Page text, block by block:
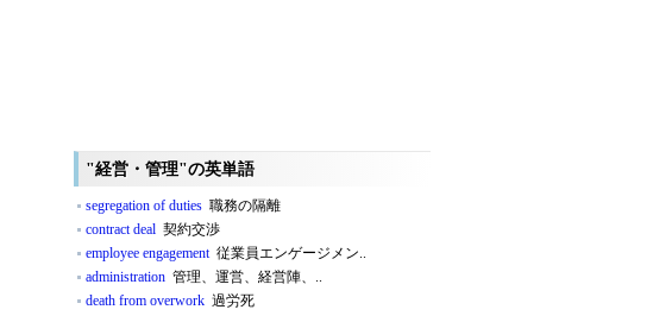
"経営・管理"の英単語
segregation of duties 職務の隔離
contract deal 契約交渉
employee engagement従業員エンゲージメン..
administration 管理、運営、経営陣、..
death from overwork 過労死